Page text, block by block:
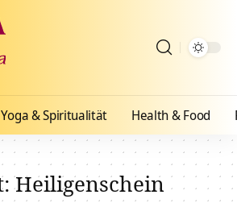
Yoga & Spiritualität Health & Food
Heiligenschein